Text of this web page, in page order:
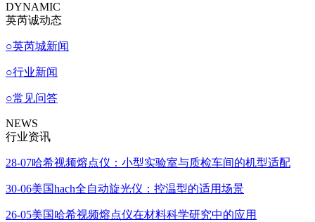
DYNAMIC
英芮诚动态
○英芮城新闻
○行业新闻
○常见问答
NEWS
行业资讯
28-07哈希视频熔点仪：小型实验室与质检车间的机型适配
30-06美国hach全自动旋光仪：控温型的适用场景
26-05美国哈希视频熔点仪在材料科学研究中的应用